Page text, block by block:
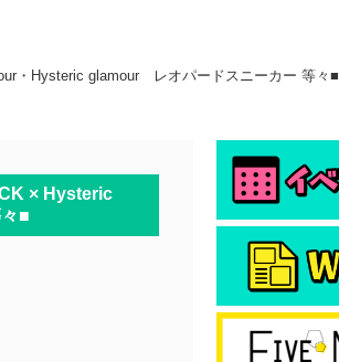
・Hysteric glamour レオパードスニーカー 等々■
× Hysteric
■